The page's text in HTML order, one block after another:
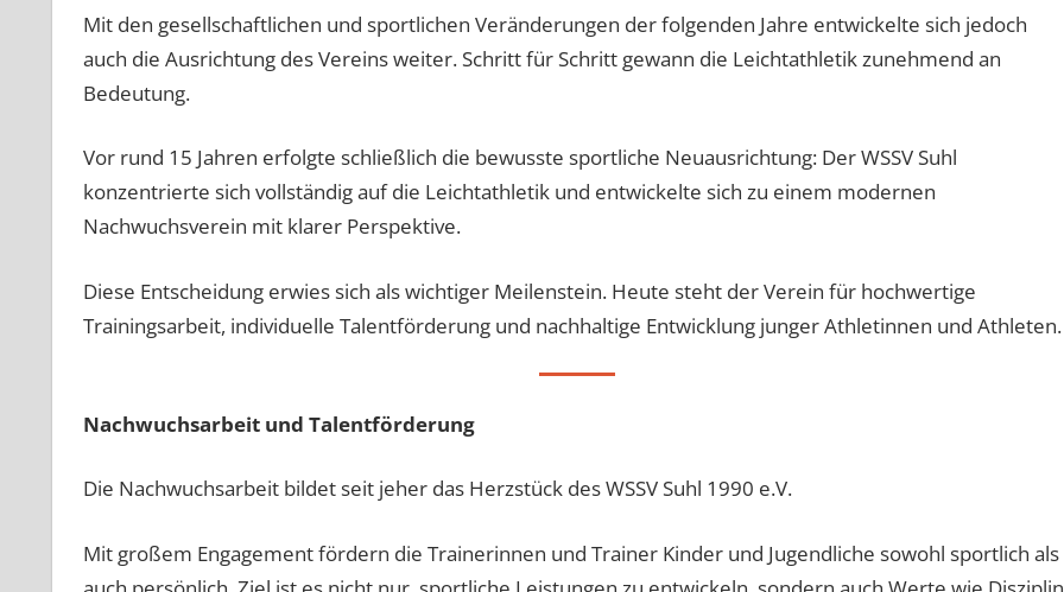
Mit den gesellschaftlichen und sportlichen Veränderungen der folgenden Jahre entwickelte sich jedoch
auch die Ausrichtung des Vereins weiter. Schritt für Schritt gewann die Leichtathletik zunehmend an
Bedeutung.
Vor rund 15 Jahren erfolgte schließlich die bewusste sportliche Neuausrichtung: Der WSSV Suhl
konzentrierte sich vollständig auf die Leichtathletik und entwickelte sich zu einem modernen
Nachwuchsverein mit klarer Perspektive.
Diese Entscheidung erwies sich als wichtiger Meilenstein. Heute steht der Verein für hochwertige
Trainingsarbeit, individuelle Talentförderung und nachhaltige Entwicklung junger Athletinnen und Athleten.
Nachwuchsarbeit und Talentförderung
Die Nachwuchsarbeit bildet seit jeher das Herzstück des WSSV Suhl 1990 e.V.
Mit großem Engagement fördern die Trainerinnen und Trainer Kinder und Jugendliche sowohl sportlich als